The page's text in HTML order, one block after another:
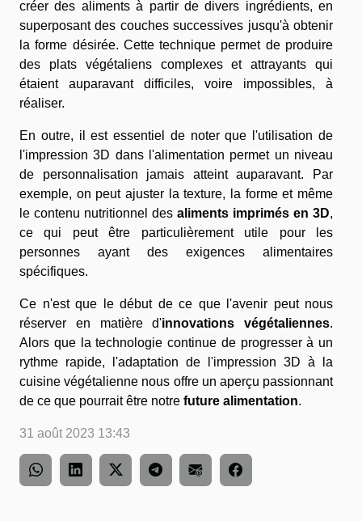
créer des aliments à partir de divers ingrédients, en
superposant des couches successives jusqu'à obtenir
la forme désirée. Cette technique permet de produire
des plats végétaliens complexes et attrayants qui
étaient auparavant difficiles, voire impossibles, à
réaliser.
En outre, il est essentiel de noter que l'utilisation de
l'impression 3D dans l'alimentation permet un niveau
de personnalisation jamais atteint auparavant. Par
exemple, on peut ajuster la texture, la forme et même
le contenu nutritionnel des aliments imprimés en 3D,
ce qui peut être particulièrement utile pour les
personnes ayant des exigences alimentaires
spécifiques.
Ce n'est que le début de ce que l'avenir peut nous
réserver en matière d'innovations végétaliennes.
Alors que la technologie continue de progresser à un
rythme rapide, l'adaptation de l'impression 3D à la
cuisine végétalienne nous offre un aperçu passionnant
de ce que pourrait être notre future alimentation.
31 août 2023 13:43